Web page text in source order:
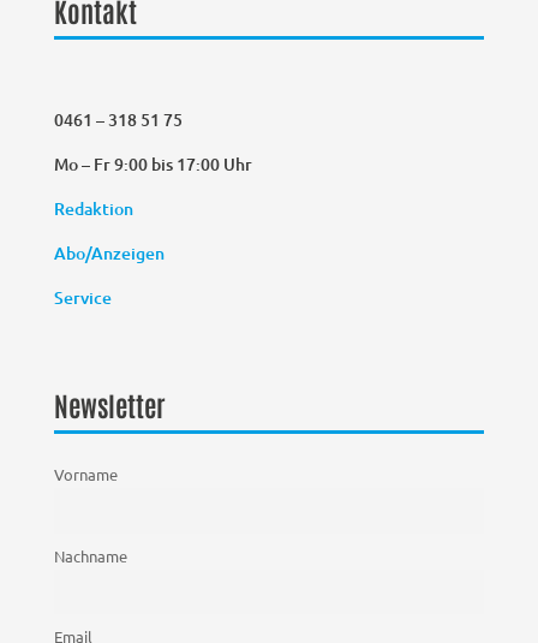
Kontakt
0461 – 318 51 75
Mo – Fr 9:00 bis 17:00 Uhr
Redaktion
Abo/Anzeigen
Service
Newsletter
Vorname
Nachname
Email